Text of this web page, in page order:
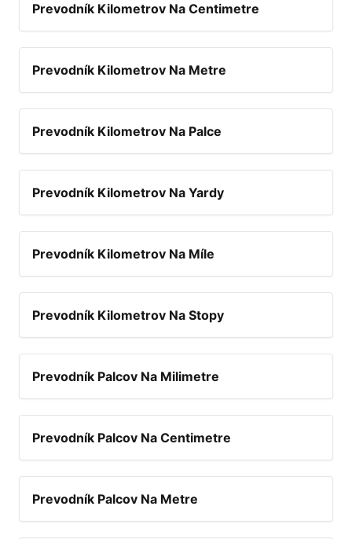
Prevodník Kilometrov Na Centimetre
Prevodník Kilometrov Na Metre
Prevodník Kilometrov Na Palce
Prevodník Kilometrov Na Yardy
Prevodník Kilometrov Na Míle
Prevodník Kilometrov Na Stopy
Prevodník Palcov Na Milimetre
Prevodník Palcov Na Centimetre
Prevodník Palcov Na Metre